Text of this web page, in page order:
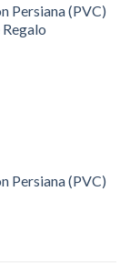
Persiana (PVC)
Persiana (PVC)